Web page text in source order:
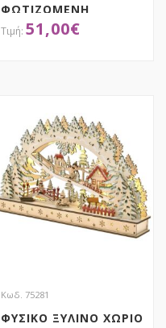
ΦΩΤΙΖΟΜΕΝΗ
ΑΡΚΟΥΔΑ 42Χ60ΕΚ
51,00€
Κωδ. 75281
ΦΥΣΙΚΟ ΞΥΛΙΝΟ ΧΩΡΙΟ